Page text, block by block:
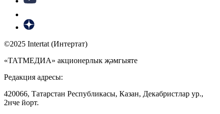
©2025 Intertat (Интертат)
«ТАТМЕДИА» акционерлык җәмгыяте
Редакция адресы:
420066, Татарстан Республикасы, Казан, Декабристлар ур.,
2нче йорт.